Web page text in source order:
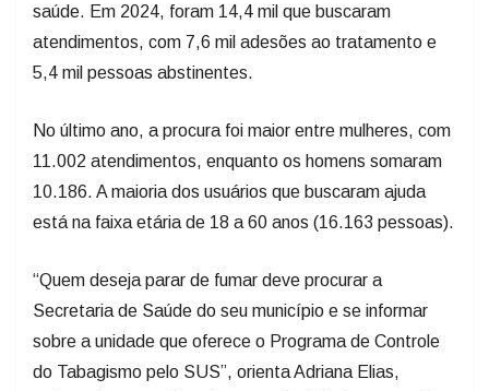
saúde. Em 2024, foram 14,4 mil que buscaram
atendimentos, com 7,6 mil adesões ao tratamento e
5,4 mil pessoas abstinentes.
No último ano, a procura foi maior entre mulheres, com
11.002 atendimentos, enquanto os homens somaram
10.186. A maioria dos usuários que buscaram ajuda
está na faixa etária de 18 a 60 anos (16.163 pessoas).
“Quem deseja parar de fumar deve procurar a
Secretaria de Saúde do seu município e se informar
sobre a unidade que oferece o Programa de Controle
do Tabagismo pelo SUS”, orienta Adriana Elias,